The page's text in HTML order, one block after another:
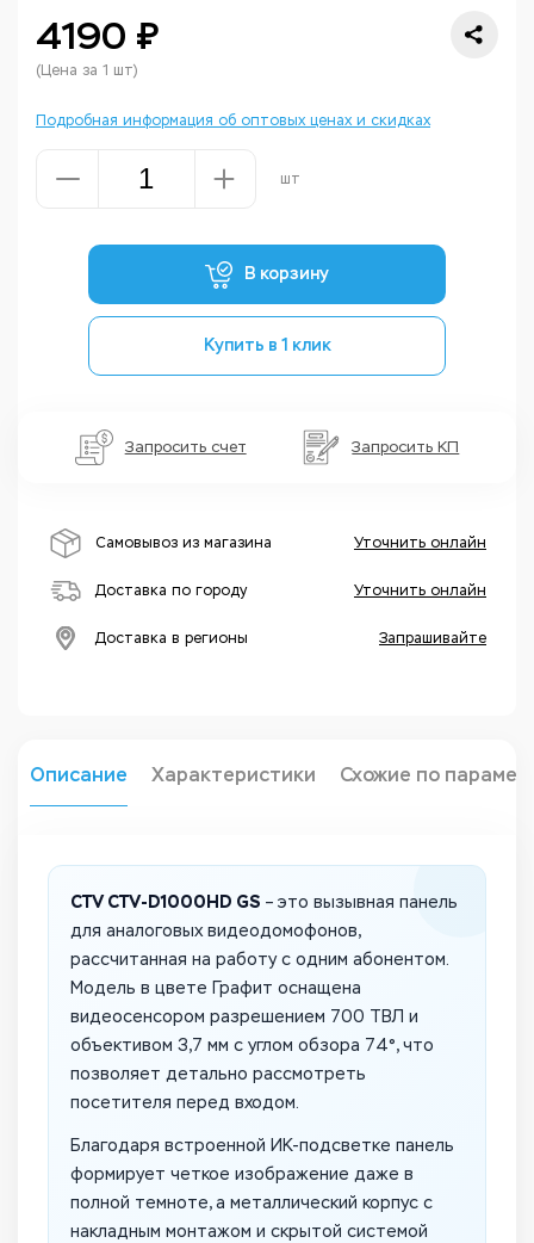
4190 ₽
(Цена за 1 шт)
Подробная информация об оптовых ценах и скидках
шт
В корзину
Купить в 1 клик
Запросить счет Запросить КП
Самовывоз из магазина Уточнить онлайн
Доставка по городу Уточнить онлайн
Доставка в регионы Запрашивайте
Описание Характеристики Схожие по
CTV CTV-D1000HD GS – это вызывная панель
для аналоговых видеодомофонов,
рассчитанная на работу с одним абонентом.
Модель в цвете Графит оснащена
видеосенсором разрешением 700 ТВЛ и
объективом 3,7 мм с углом обзора 74°, что
позволяет детально рассмотреть
посетителя перед входом.
Благодаря встроенной ИК-подсветке панель
формирует четкое изображение даже в
полной темноте, а металлический корпус с
накладным монтажом и скрытой системой